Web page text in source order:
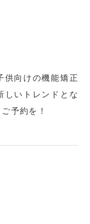
供向けの機能矯正
しいトレンドとな
予約を！